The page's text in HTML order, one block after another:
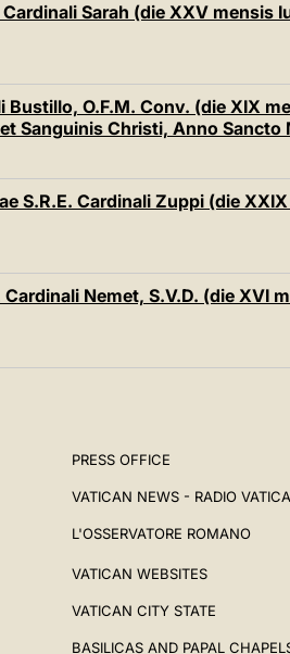
Sarah (die XXV mensis
Bustillo, O.F.M. Conv. (die XIX
Sanguinis Christi, Anno Sancto
S.R.E. Cardinali Zuppi (die
Nemet, S.V.D. (die XVI
PRESS OFFICE
VATICAN NEWS - RADIO
L'OSSERVATORE ROMANO
VATICAN WEBSITES
VATICAN CITY STATE
BASILICAS AND PAPAL